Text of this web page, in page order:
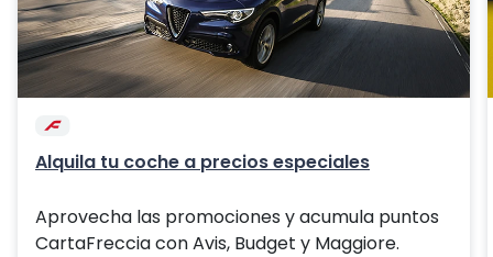
Alquila tu coche a precios especiales
Aprovecha las promociones y acumula puntos
CartaFreccia con Avis, Budget y Maggiore.